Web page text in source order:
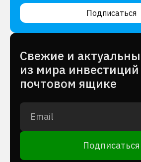
Подписаться
Cвежие и
из мира
почтовом ящике
Подписаться